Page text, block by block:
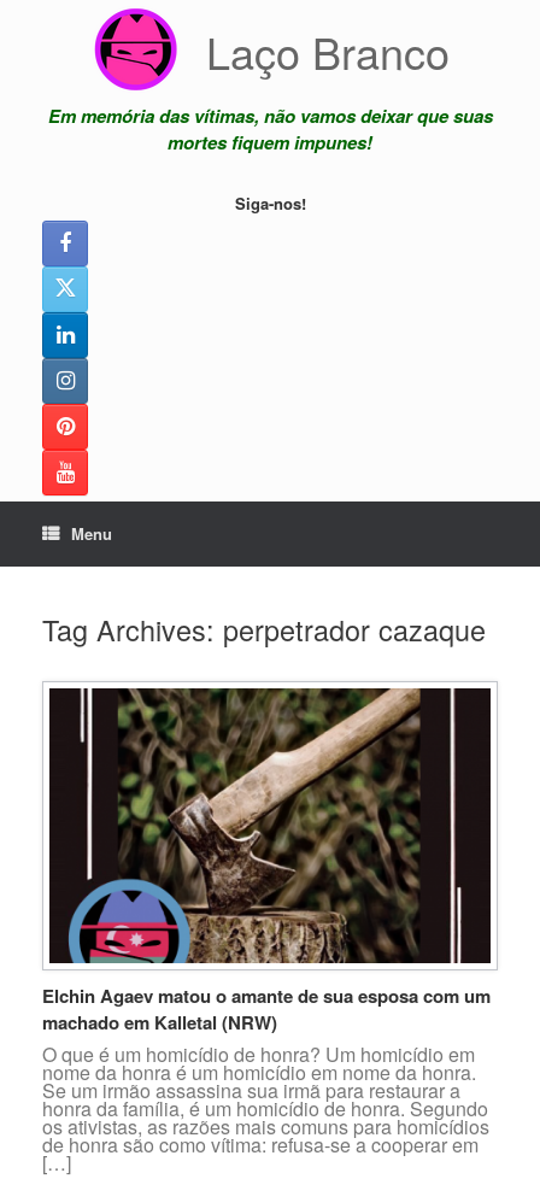
Laço Branco
Em memória das vítimas, não vamos deixar que suas
mortes fiquem impunes!
Siga-nos!
Menu
Tag Archives: perpetrador cazaque
Elchin Agaev matou o amante de sua esposa com um
machado em Kalletal (NRW)
O que é um homicídio de honra? Um homicídio em
nome da honra é um homicídio em nome da honra.
Se um irmão assassina sua irmã para restaurar a
honra da família, é um homicídio de honra. Segundo
os ativistas, as razões mais comuns para homicídios
de honra são como vítima: refusa-se a cooperar em
[…]